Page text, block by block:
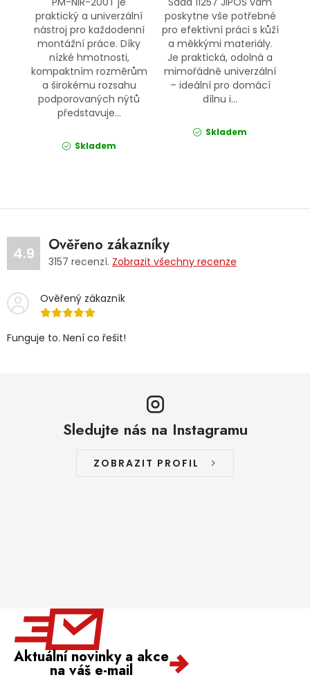
praktický a univerzální
nástroj pro každodenní
montážní práce. Díky
nízké hmotnosti,
kompaktním rozměrům
a širokému rozsahu
podporovaných nýtů
představuje...
Skladem
poskytne vše potřebné
pro efektivní práci s kůží
a měkkými materiály.
Je praktická, odolná a
mimořádně univerzální
– ideální pro domácí
dílnu i...
Skladem
4.9 Ověřeno zákazníky
3157 recenzí. Zobrazit všechny recenze
Ověřený zákazník
Funguje to. Není co řešit!
Sledujte nás na Instagramu
ZOBRAZIT PROFIL
Aktuální novinky a akce
na váš e-mail